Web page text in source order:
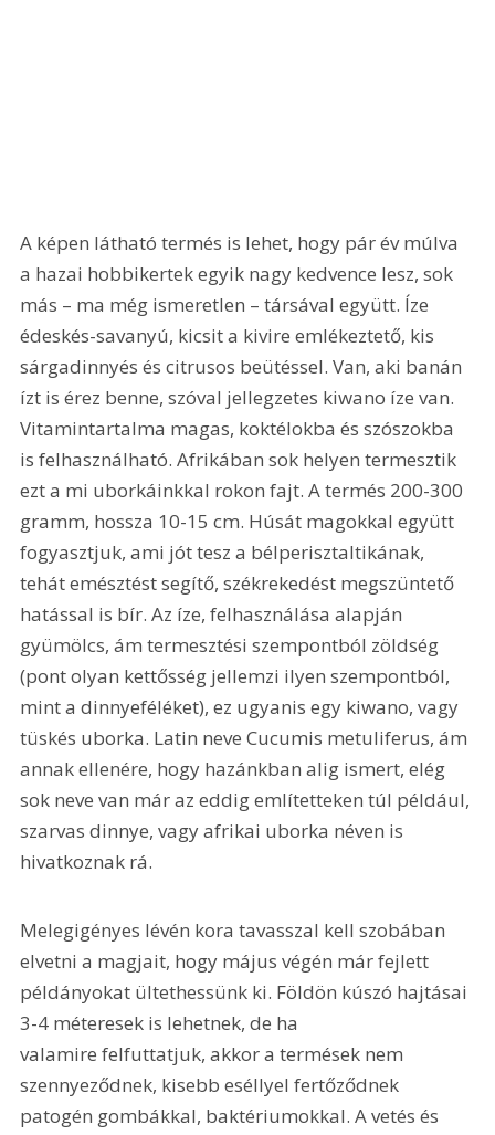
A képen látható termés is lehet, hogy pár év múlva
a hazai hobbikertek egyik nagy kedvence lesz, sok
más – ma még ismeretlen – társával együtt. Íze
édeskés-savanyú, kicsit a kivire emlékeztető, kis
sárgadinnyés és citrusos beütéssel. Van, aki banán
ízt is érez benne, szóval jellegzetes kiwano íze van.
Vitamintartalma magas, koktélokba és szószokba
is felhasználható. Afrikában sok helyen termesztik
ezt a mi uborkáinkkal rokon fajt. A termés 200-300
gramm, hossza 10-15 cm. Húsát magokkal együtt
fogyasztjuk, ami jót tesz a bélperisztaltikának,
tehát emésztést segítő, székrekedést megszüntető
hatással is bír. Az íze, felhasználása alapján
gyümölcs, ám termesztési szempontból zöldség
(pont olyan kettősség jellemzi ilyen szempontból,
mint a dinnyeféléket), ez ugyanis egy kiwano, vagy
tüskés uborka. Latin neve Cucumis metuliferus, ám
annak ellenére, hogy hazánkban alig ismert, elég
sok neve van már az eddig említetteken túl például,
szarvas dinnye, vagy afrikai uborka néven is
hivatkoznak rá.
Melegigényes lévén kora tavasszal kell szobában
elvetni a magjait, hogy május végén már fejlett
példányokat ültethessünk ki. Földön kúszó hajtásai
3-4 méteresek is lehetnek, de ha
valamire felfuttatjuk, akkor a termések nem
szennyeződnek, kisebb eséllyel fertőződnek
patogén gombákkal, baktériumokkal. A vetés és